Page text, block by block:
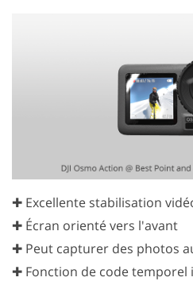
✚ Excellente stabilisation
✚ Écran orienté vers l'avant
✚ Peut capturer des photos
✚ Fonction de code temporel